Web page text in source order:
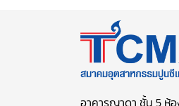
อาคารญาดา ชั้น 5 ห้